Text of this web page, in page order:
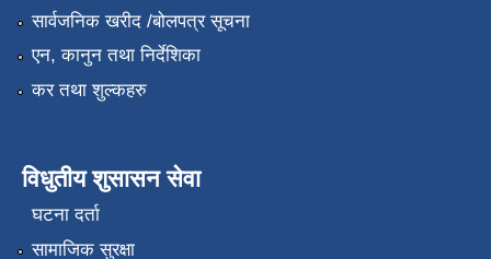
सार्वजनिक खरीद /बोलपत्र सूचना
एन, कानुन तथा निर्देशिका
कर तथा शुल्कहरु
विधुतीय शुसासन सेवा
घटना दर्ता
सामाजिक सुरक्षा